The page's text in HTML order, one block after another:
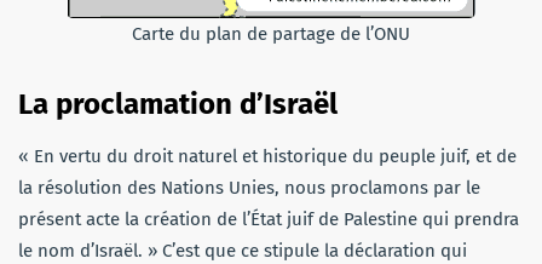
Carte du plan de partage de l’ONU
La proclamation d’Israël
« En vertu du droit naturel et historique du peuple juif, et de
la résolution des Nations Unies, nous proclamons par le
présent acte la création de l’État juif de Palestine qui prendra
le nom d’Israël. » C’est que ce stipule la déclaration qui